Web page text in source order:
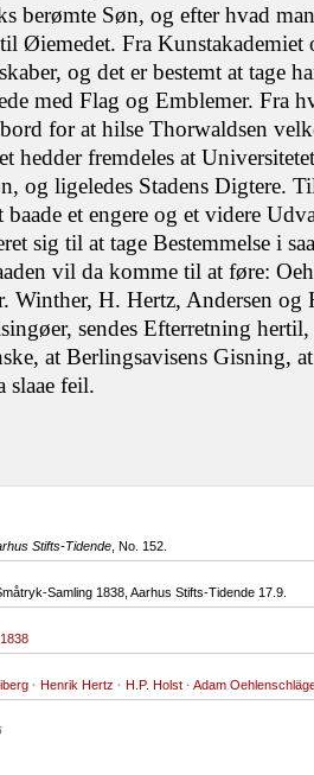
berømte Søn, og efter hvad
Øiemedet. Fra Kunstakademiet
og det er bestemt at tage
med Flag og Emblemer. Fra
for at hilse Thorwaldsen
hedder fremdeles at
og ligeledes Stadens Digtere.
baade et engere og et videre
sig til at tage Bestemmelse i
vil da komme til at føre:
Winther, H. Hertz, Andersen og
sendes Efterretning
at Berlingsavisens Gisning,
slaae feil.
Stifts-Tidende , No. 152.
Samling 1838, Aarhus Stifts-Tidende 17.9.
· Henrik Hertz · H.P. Holst · Adam